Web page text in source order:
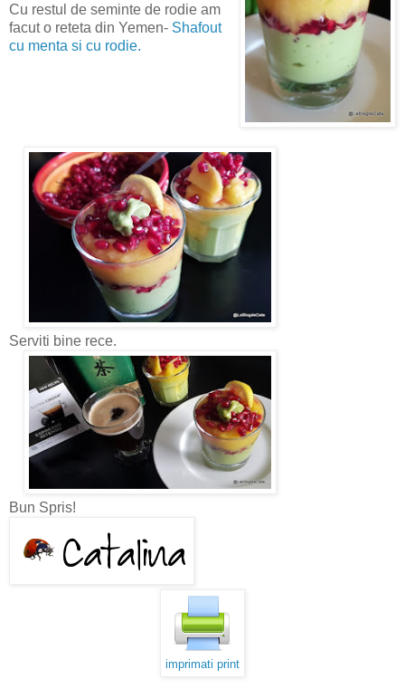
Cu restul de seminte de rodie am
facut o reteta din Yemen- Shafout
cu menta si cu rodie.
Serviti bine rece.
Bun Spris!
imprimati print